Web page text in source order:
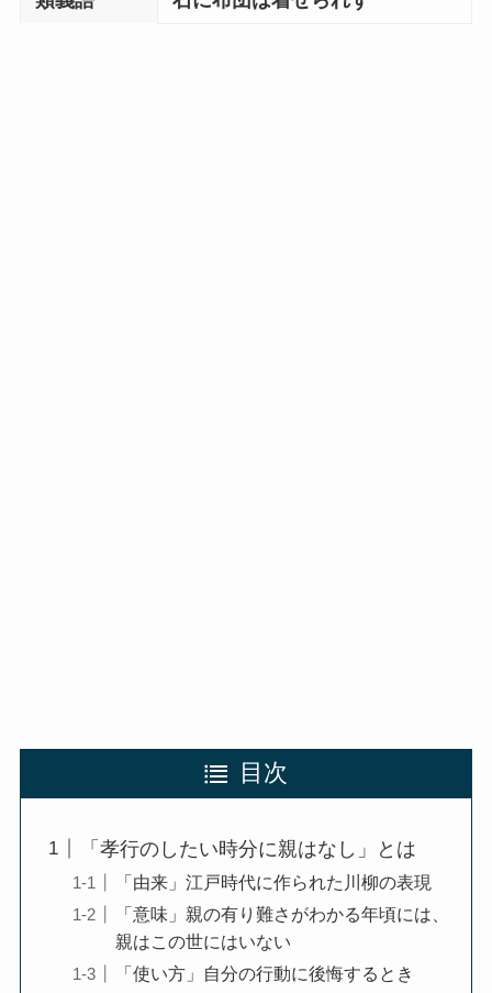
目次
「孝行のしたい時分に親はなし」とは
「由来」江戸時代に作られた川柳の表現
「意味」親の有り難さがわかる年頃には、
親はこの世にはいない
「使い方」自分の行動に後悔するとき